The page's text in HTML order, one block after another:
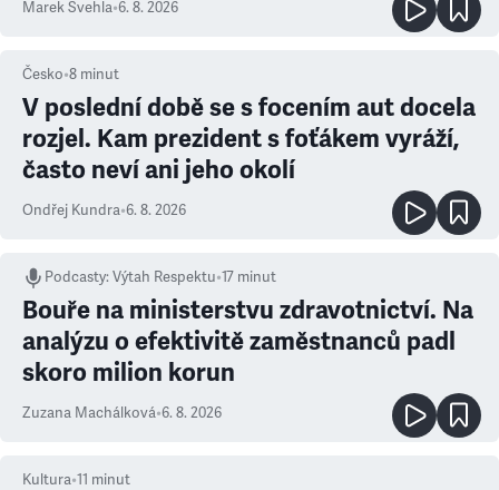
Marek Švehla•6. 8. 2026
Česko•8 minut
V poslední době se s focením aut docela
rozjel. Kam prezident s foťákem vyráží,
často neví ani jeho okolí
Ondřej Kundra•6. 8. 2026
Podcasty:Výtah Respektu•17 minut
Bouře na ministerstvu zdravotnictví. Na
analýzu o efektivitě zaměstnanců padl
skoro milion korun
Zuzana Machálková•6. 8. 2026
Kultura•11 minut